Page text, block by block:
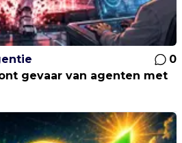
0
gevaar van agenten met